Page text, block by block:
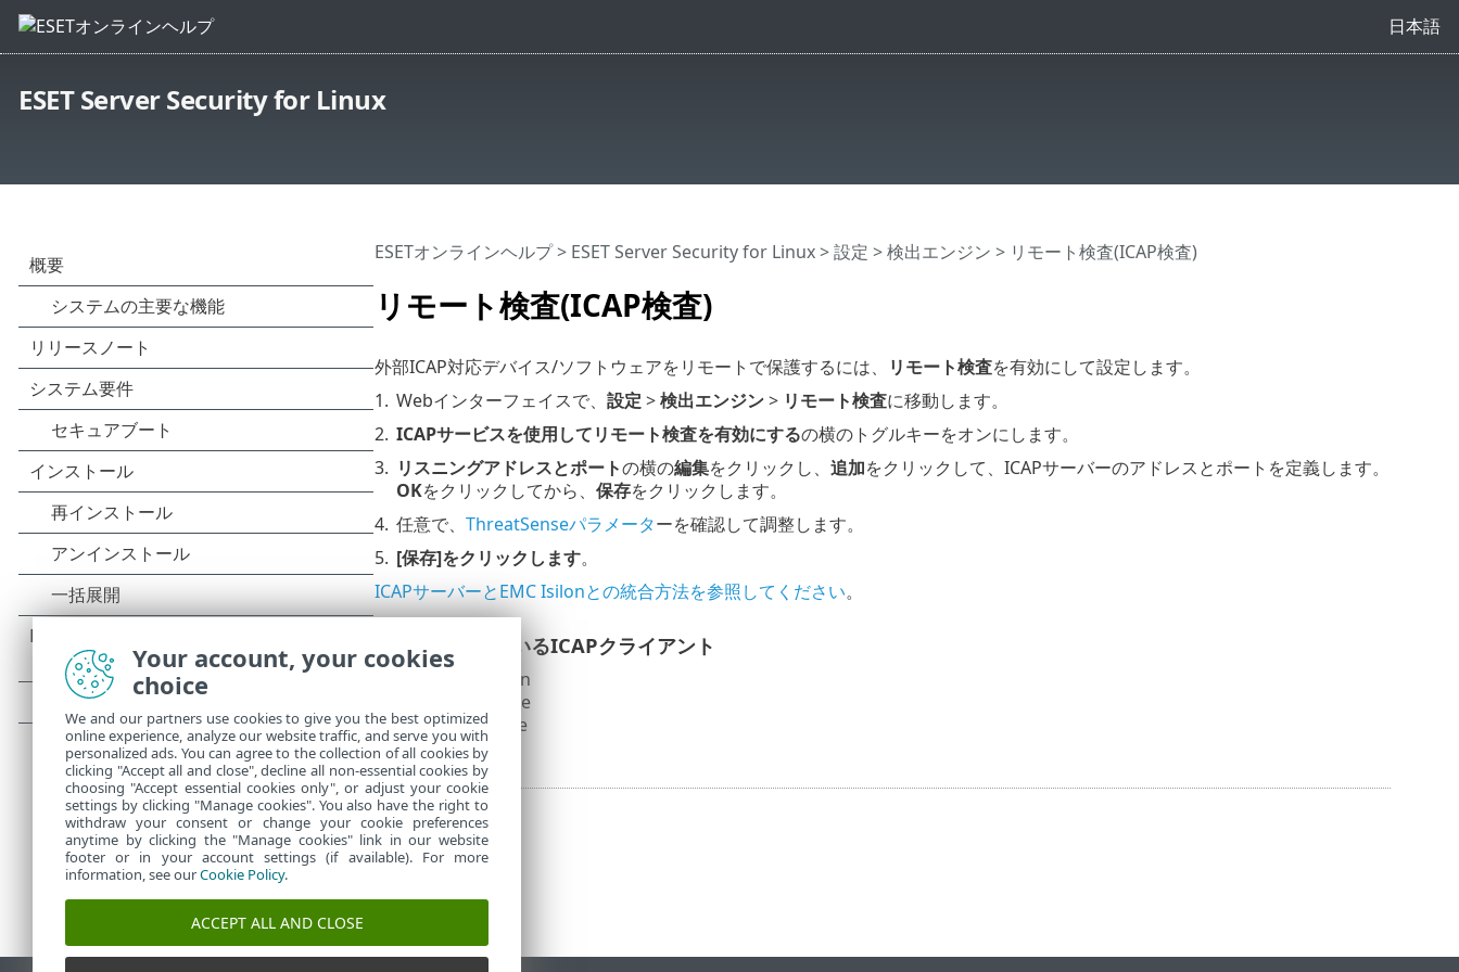
日本語
ESET Server Security for Linux
リモート検査(ICAP検査)
ESETオンラインヘルプ> ESET Server Security for Linux>設定 >検出エンジン > リモート検査(ICAP検査)
外部ICAP対応デバイス/ソフトウェアをリモートで保護するには、 リモート検査を有効にして設定します。
1. Webインターフェイスで、 設定 >検出エンジン> リモート検査に移動します。
2. ICAPサービスを使用してリモート検査を有効にするの横のトグルキーをオンにします。
3. リスニングアドレスとポートの横の編集をクリックし、 追加をクリックして、ICAPサーバーのアドレスとポートを定義します。
OKをクリックしてから、 保存をクリックします。
4. 任意で、 ThreatSenseパラメーターを確認して調整します。
5. [保存]をクリックします。
ICAPサーバーとEMC Isilonとの統合方法を参照してください。
サポートされているICAPクライアント
Dell EMC Isilon
Citrix ShareFile
• EFT Enterprise
• Nutanix
Your account, your cookies
choice
We and our partners use cookies to give you the best optimized
online experience, analyze our website traffic, and serve you with
personalized ads. You can agree to the collection of all cookies by
clicking "Accept all and close", decline all non-essential cookies by
choosing "Accept essential cookies only", or adjust your cookie
settings by clicking "Manage cookies". You also have the right to
withdraw your consent or change your cookie preferences
anytime by clicking the "Manage cookies" link in our website
footer or in your account settings (if available). For more
information, see ourCookie Policy.
ACCEPT ALL AND CLOSE